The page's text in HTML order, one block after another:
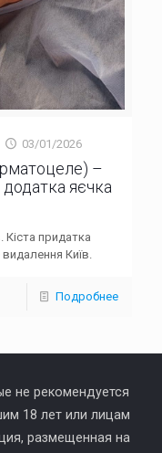
03/01/2026
–
додатка яєчка
Кіста придатка
Київ.
Подробнее
не рекомендуется
18 лет или лицам
размещенная на